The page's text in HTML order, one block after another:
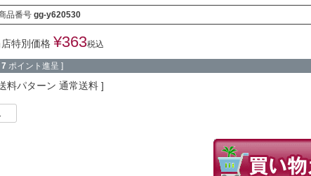
品番号 gg-y620530
店特別価格 ¥363税込
7 ポイント進呈 ]
料パターン 通常送料